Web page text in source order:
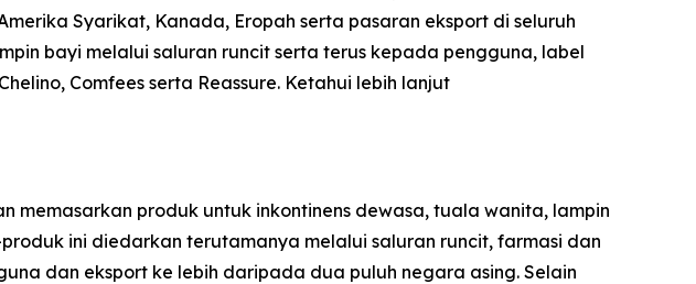
Syarikat, Kanada, Eropah serta pasaran eksport di seluruh
bayi melalui saluran runcit serta terus kepada pengguna, label
Comfees serta Reassure. Ketahui lebih lanjut
memasarkan produk untuk inkontinens dewasa, tuala wanita, lampin
ini diedarkan terutamanya melalui saluran runcit, farmasi dan
dan eksport ke lebih daripada dua puluh negara asing. Selain